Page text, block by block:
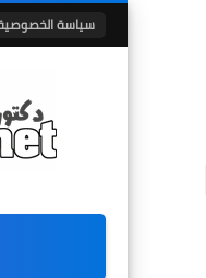
سياسة